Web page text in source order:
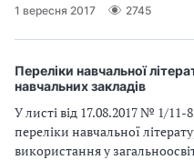
1 вересня 2017 2745
Переліки навчальної
навчальних закладів
У листі від 17.08.2017 № 1/
переліки навчальної
використання у